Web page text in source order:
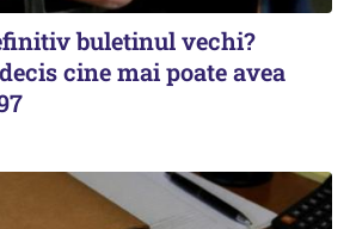
buletinul vechi?
cine mai poate avea